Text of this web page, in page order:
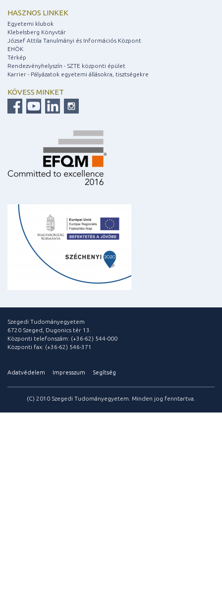
HASZNOS LINKEK
Egyetemi klubok
Klebelsberg Könyvtár
József Attila Tanulmányi és Információs Központ
EHÖK
Térkép
Rendezvényhelyszín - SZTE központi épület
Karrier - Pályázatok egyetemi állásokra, tisztségekre
KÖVESS MINKET
Szegedi Tudományegyetem
6720 Szeged, Dugonics tér 13.
Központi telefonszám: (+36-62) 544-000
Központi fax: (+36-62) 546-371
Adatvédelem Impresszum Segítség
(C) 2010 Szegedi Tudományegyetem. Minden jog fenntartva.